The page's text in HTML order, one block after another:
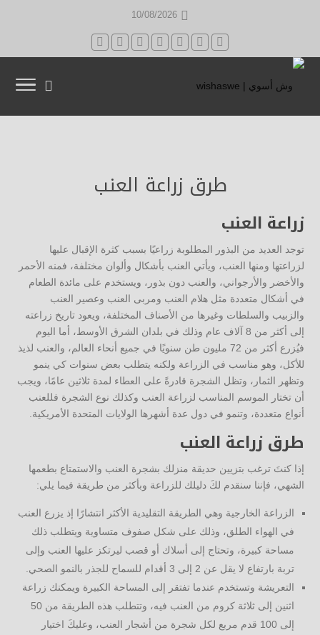
10/08/2026
طرق زراعة العنب
زراعة العنب
توجد العديد من البذور المطلوبة زراعيًا بسبب كثرة الإقبال عليها
لزراعتها ومنها العنب، ويأتي العنب بأشكال وألوان مختلفة، فمنه الأحمر
والأخضر والأرجواني، والعنب دون بذور، ويستخدم على مائدة الطعام
في أشكال متعددة مثل هلام العنب ومربى العنب وعصير العنب
والزبيب والسلطات وغيرها من الأصناف المختلفة، ويعود تاريخ زراعته
إلى أكثر من 8 آلاف عام وذلك في بلدان الشرق الأوسط، أما اليوم
فيُزرع أكثر من 72 مليون طن سنويًا في جميع أنحاء العالم، والعنب لذيذ
للأكل، وهو مناسب في الزراعة ولكنه يتطلب بعض سنوات كي ينمو
وتظهر الثمار، وتظل الشجرة قادرةً على العطاء لمدة ثلاثين عامًا، ويجب
أن تختار الموسم المناسب لزراعة العنب وكذلك نوع الشجرة فللعنب
أنواع متعددة، وتنمو في دول عدة أشهرها الولايات المتحدة الأمريكية.
طرق زراعة العنب
إذا كنتَ ترغب بتزيين حديقة منزلك بشجرة العنب والاستمتاع بطعمها
الشهي، فإننا سنقدم لكَ دليلك للزراعة وبأكثر من طريقة فيما يلي:
الزراعة الخارجية وهي الطريقة التقليدية الأكثر انتشارًا إذ يزرع العنب
في الهواء الطلق، وذلك على شكل صفوف متساوية ويتطلب ذلك
مساحة كبيرة، وتحتاج إلى أسلاك أو قصب ليرتكز عليها العنب وإلى
تربة بارتفاع لا يقل عن 2 إلى 3 أقدام للسماح للجذر بالنمو الصحي.
التعريشة وتستخدم عندما تفتقر إلى المساحة الكبيرة ويمكنك زراعة
اثنين إلى ثلاثة كروم من العنب فيه، وتتطلب هذه الطريقة من 50
إلى 100 قدم مربع لكل شجرة من أشجار العنب، وعليكَ اختيار